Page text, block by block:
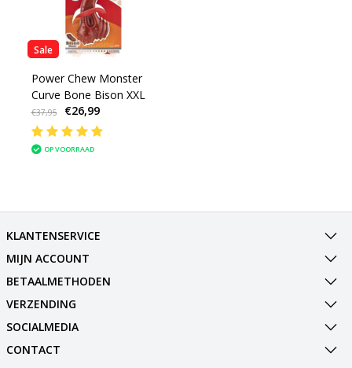
Sale
Power Chew Monster
Curve Bone Bison XXL
€37,95 €26,99
OP VOORRAAD
KLANTENSERVICE
MIJN ACCOUNT
BETAALMETHODEN
VERZENDING
SOCIALMEDIA
CONTACT